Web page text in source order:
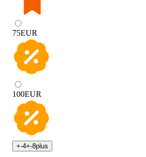
75EUR
100EUR
+-4+-8plus